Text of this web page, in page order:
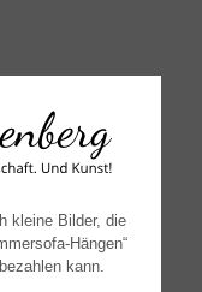
kleine Bilder, die
Hängen“
kann.